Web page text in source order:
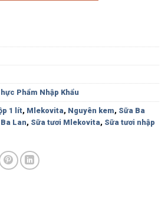
Phẩm Nhập Khẩu
1 lít, Mlekovita, Nguyên kem, Sữa Ba
Lan, Sữa tươi Mlekovita, Sữa tươi nhập